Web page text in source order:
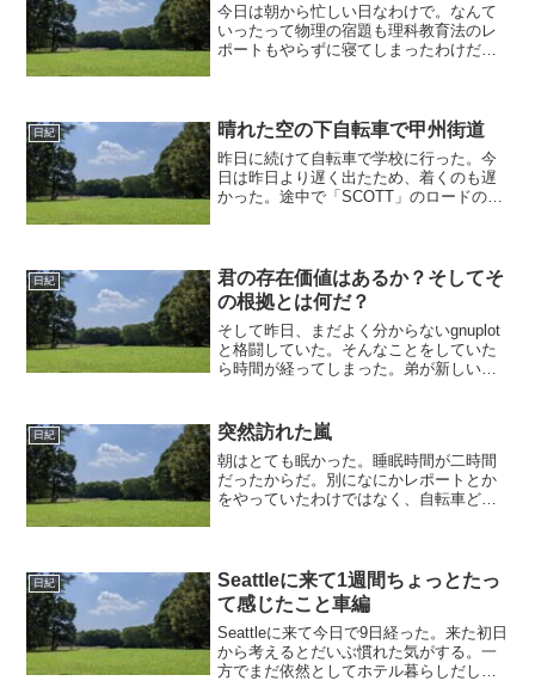
今日は朝から忙しい日なわけで。なんて
いったって物理の宿題も理科教育法のレ
ポートもやらずに寝てしまったわけだか
ーターが2000kmに達する...
日紀 晴れた空の下自転車で甲州街道
昨日に続けて自転車で学校に行った。今
日は昨日より遅く出たため、着くのも遅
かった。途中で「SCOTT」のロードの人
し手前までその競争は...
日紀
君の存在価値はあるか？そしてそ
の根拠とは何だ？
そして昨日、まだよく分からないgnuplot
と格闘していた。そんなことをしていた
ら時間が経ってしまった。弟が新しい自
だけど、弟の自転車を。どうやらブルホ
ーンバーのロード...
日紀 突然訪れた嵐
朝はとても眠かった。睡眠時間が二時間
だったからだ。別になにかレポートとか
をやっていたわけではなく、自転車どれ
くことにした。1限はドイ...
日紀
Seattleに来て1週間ちょっとたっ
て感じたこと車編
Seattleに来て今日で9日経った。来た初日
から考えるとだいぶ慣れた気がする。一
方でまだ依然としてホテル暮らしだし、